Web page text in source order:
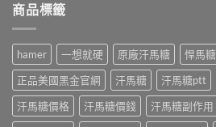
法
購
買
指
南〉
中
解
功
效、
正
確
吃
片
有
哪
些？
藥
師
解
威
而
效
持
續
多
久？
商品標籤
hamer 一想就硬 原廠汗馬糖 悍馬糖
正品美國黑金官網
汗馬糖 汗馬糖ptt
汗馬糖價格
汗馬糖價錢 汗馬糖副作用